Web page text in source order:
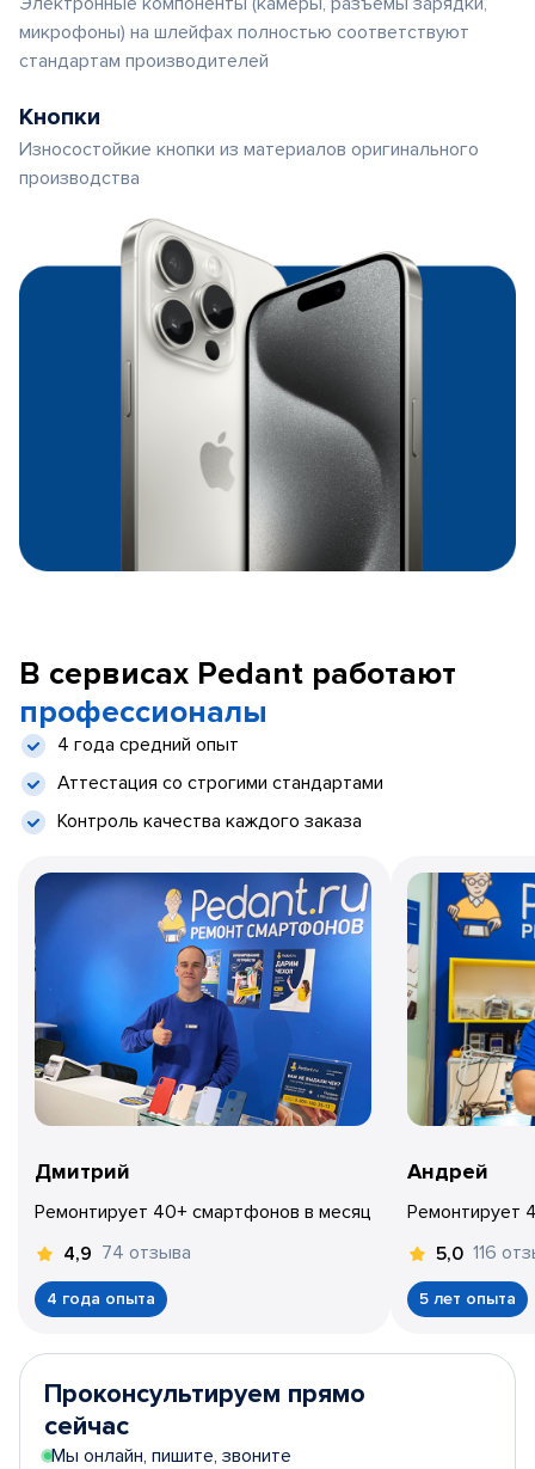
микрофоны) на шлейфах полностью соответствуют
стандартам производителей
Кнопки
Износостойкие кнопки из материалов оригинального
производства
В сервисах Pedant работают
профессионалы
4 года средний опыт
Аттестация со строгими стандартами
Контроль качества каждого заказа
Дмитрий
Ремонтирует 40+ смартфонов в месяц
4,9 74 отзыва
4 года опыта
Андрей
Ремонтирует
5,0 116
5 лет опыта
Проконсультируем прямо
сейчас
Мы онлайн, пишите, звоните